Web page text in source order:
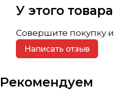
У этого
Совершите покупку и
Написать отзыв
Рекомендуем